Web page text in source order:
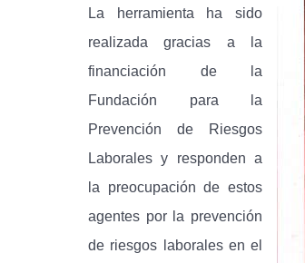
La herramienta ha sido
realizada gracias a la
financiación de la
Fundación para la
Prevención de Riesgos
Laborales y responden a
la preocupación de estos
agentes por la prevención
de riesgos laborales en el